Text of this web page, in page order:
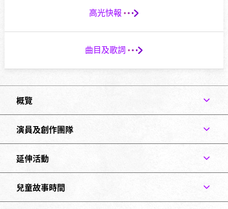
高光快報 箭
知
曲目及歌詞 箭
知
概覽
演員及創作團隊
延伸活動
兒童故事時間